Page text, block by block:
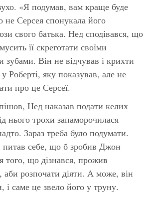
«Я подумав, вам краще буде
Серсея спонукала його
свого батька. Нед сподівався, що
її скреготати своїми
зубами. Він не відчував і крихти
у Роберті, яку показував, але не
про це Серсеї.
Нед наказав подати келих
нього трохи запаморочилася
Зараз треба було подумати.
питав себе, що б зробив Джон
того, що дізнався, прожив
аби розпочати діяти. А може, він
і саме це звело його у труну.